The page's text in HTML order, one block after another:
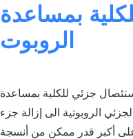
بمساعدة
الروبوت
جزئي للكلية بمساعدة
الروبوتية الى إزالة جزء
أكبر قدر ممكن من أنسجة